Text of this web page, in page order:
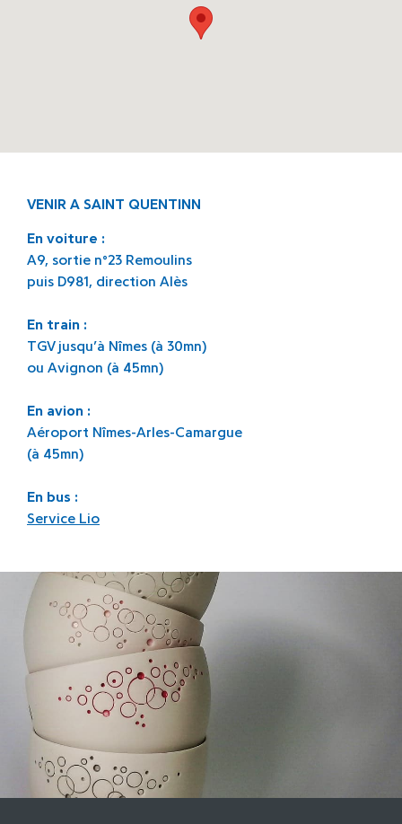
VENIR A SAINT QUENTINN
En voiture :
A9, sortie n°23 Remoulins
puis D981, direction Alès
En train :
TGV jusqu’à Nîmes (à 30mn)
ou Avignon (à 45mn)
En avion :
Aéroport Nîmes-Arles-Camargue
(à 45mn)
En bus :
Service Lio